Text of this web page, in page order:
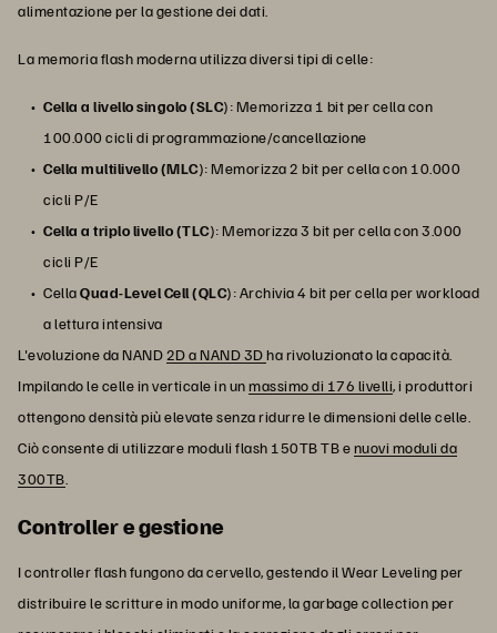
alimentazione per la gestione dei dati.
La memoria flash moderna utilizza diversi tipi di celle:
Cella a livello singolo (SLC): Memorizza 1 bit per cella con
100.000 cicli di programmazione/cancellazione
Cella multilivello (MLC): Memorizza 2 bit per cella con 10.000
cicli P/E
Cella a triplo livello (TLC): Memorizza 3 bit per cella con 3.000
cicli P/E
CellaQuad-Level Cell (QLC): Archivia 4 bit per cella per workload
a lettura intensiva
L'evoluzione da NAND2D a NAND 3Dha rivoluzionato la capacità.
Impilando le celle in verticale in unmassimo di 176 livelli, i produttori
ottengono densità più elevate senza ridurre le dimensioni delle celle.
Ciò consente di utilizzare moduli flash 150TB TB enuovi moduli da
300TB.
Controller e gestione
I controller flash fungono da cervello, gestendo il Wear Leveling per
distribuire le scritture in modo uniforme, la garbage collection per